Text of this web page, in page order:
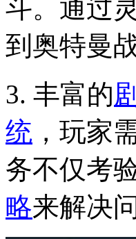
斗。通过
到奥特曼
3. 丰富的
统 ，玩家
务不仅考
略来解决